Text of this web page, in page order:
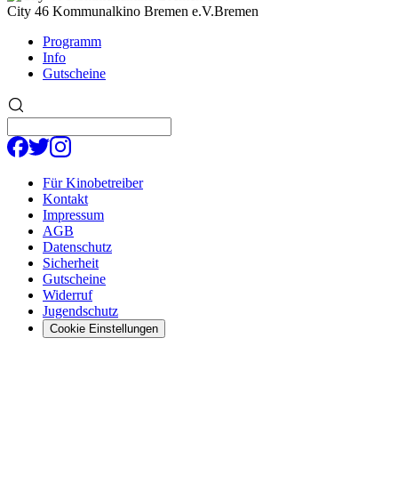
City 46 Kommunalkino Bremen e.V.Bremen
Programm
Info
Gutscheine
Für Kinobetreiber
Kontakt
Impressum
AGB
Datenschutz
Sicherheit
Gutscheine
Widerruf
Jugendschutz
Cookie Einstellungen